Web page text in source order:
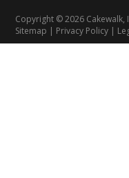
Copyright © 2026 Cakewalk,
Sitemap | Privacy Policy |